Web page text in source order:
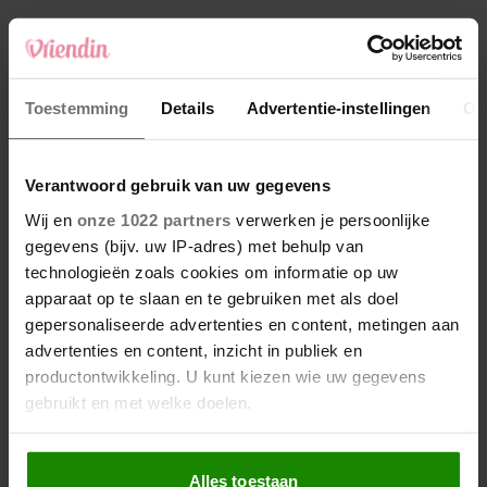
Toestemming Details Advertentie-instellingen
Verantwoord gebruik van uw gegevens
Wij en onze 1022 partners verwerken je persoonlijke
gegevens (bijv. uw IP-adres) met behulp van
technologieën zoals cookies om informatie op uw
apparaat op te slaan en te gebruiken met als doel
gepersonaliseerde advertenties en content, metingen aan
advertenties en content, inzicht in publiek en
productontwikkeling. U kunt kiezen wie uw gegevens
gebruikt en met welke doelen.
Als u het toestaat, willen we ook graag:
Alles toestaan
4 fluistert hij. Ik sluit mijn ogen en zwijg’
5 Makelaar Mandy: ‘Vrijdagavond belde Bart.
Hij sprak eng kalm’
Nieuw